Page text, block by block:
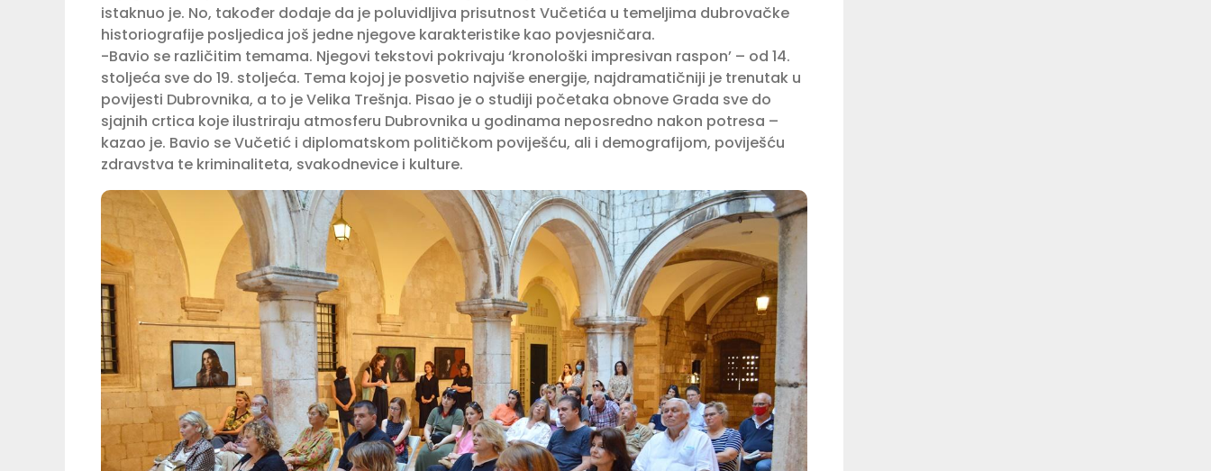
istaknuo je. No, također dodaje da je poluvidljiva prisutnost Vučetića u temeljima dubrovačke
historiografije posljedica još jedne njegove karakteristike kao povjesničara.
-Bavio se različitim temama. Njegovi tekstovi pokrivaju ‘kronološki impresivan raspon’ – od 14.
stoljeća sve do 19. stoljeća. Tema kojoj je posvetio najviše energije, najdramatičniji je trenutak u
povijesti Dubrovnika, a to je Velika Trešnja. Pisao je o studiji početaka obnove Grada sve do
sjajnih crtica koje ilustriraju atmosferu Dubrovnika u godinama neposredno nakon potresa –
kazao je. Bavio se Vučetić i diplomatskom političkom poviješću, ali i demografijom, poviješću
zdravstva te kriminaliteta, svakodnevice i kulture.